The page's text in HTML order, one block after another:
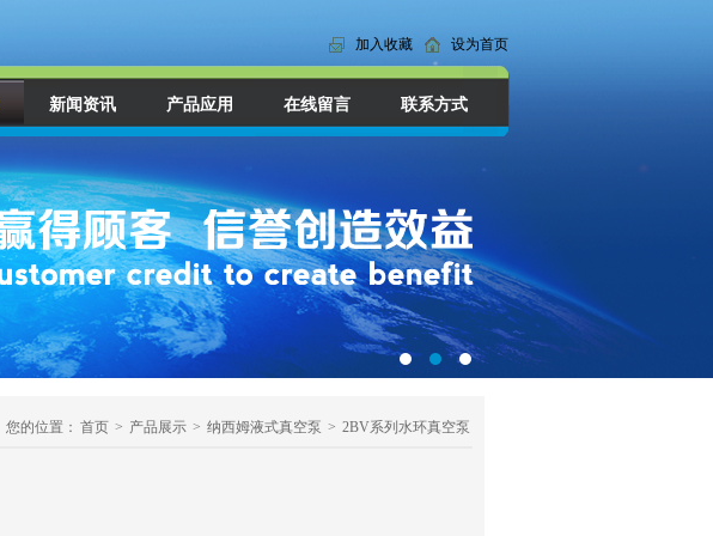
设为首页
加入收藏
新闻资讯 产品应用 在线留言 联系方式
您的位置： 首页 > 产品展示 > 纳西姆液式真空泵 > 2BV系列水环真空泵